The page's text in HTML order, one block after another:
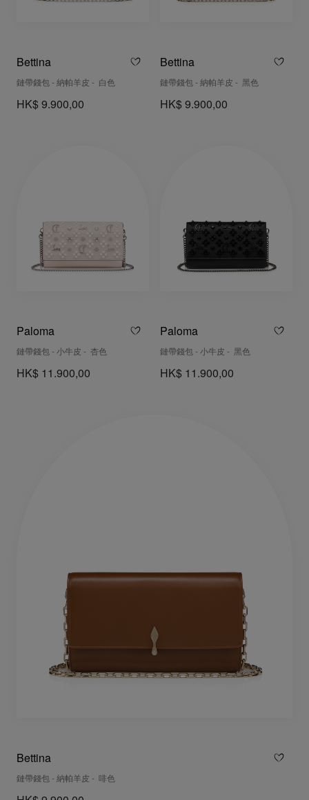
Bettina
鏈帶錢包 - 納帕羊皮 - 白色
HK$ 9.900,00
Bettina
鏈帶錢包 - 納帕羊皮 - 黑色
HK$ 9.900,00
Paloma
鏈帶錢包 - 小牛皮 - 杏色
HK$ 11.900,00
Paloma
鏈帶錢包 - 小牛皮 - 黑色
HK$ 11.900,00
Bettina
鏈帶錢包 - 納帕羊皮 - 啡色